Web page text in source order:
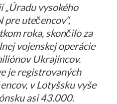
„Úradu vysokého
pre utečencov“,
roka, skončilo za
vojenskej operácie
Ukrajincov.
je registrovaných
v Lotyšsku vyše
asi 43.000.